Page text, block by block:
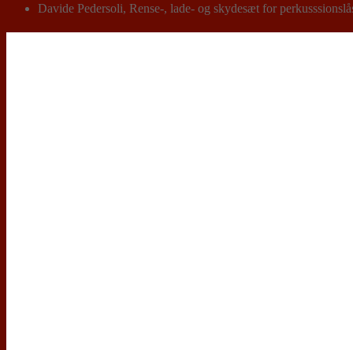
Davide Pedersoli, Rense-, lade- og skydesæt for